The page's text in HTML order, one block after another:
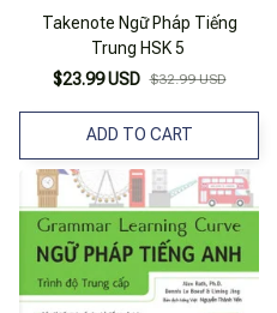
Takenote Ngữ Pháp Tiếng
Trung HSK 5
$23.99 USD $32.99 USD
ADD TO CART